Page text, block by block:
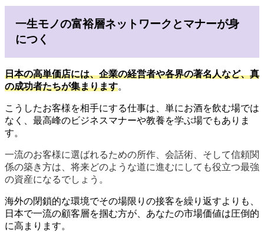
一生モノの富裕層ネットワークとマナーが身
につく
日本の高単価店には、企業の経営者や各界の著名人など、真
の成功者たちが集まります。
こうしたお客様を相手にする仕事は、単にお酒を飲む場では
なく、最高峰のビジネスマナーや教養を学ぶ場でもありま
す。
一流のお客様に選ばれるための所作、会話術、そして信頼関
係の築き方は、将来どのような道に進むにしても役立つ最強
の資産になるでしょう。
海外の閉鎖的な環境でその場限りの接客を繰り返すよりも、
日本で一流の顧客層を掴む方が、あなたの市場価値は圧倒的
に高まります。